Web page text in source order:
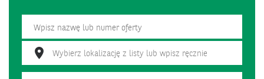
Wybierz lokalizację z listy lub wpisz ręcznie